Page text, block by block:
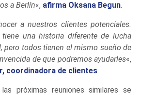
a Berlín«, afirma Oksana Begun.
a nuestros clientes potenciales.
una historia diferente de lucha
pero todos tienen el mismo sueño de
de que podremos ayudarles«,
coordinadora de clientes.
próximas reuniones similares se